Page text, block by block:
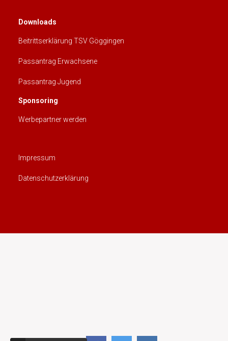
Downloads
Beitrittserklärung TSV Göggingen
Passantrag Erwachsene
Passantrag Jugend
Sponsoring
Werbepartner werden
Impressum
Datenschutzerklärung